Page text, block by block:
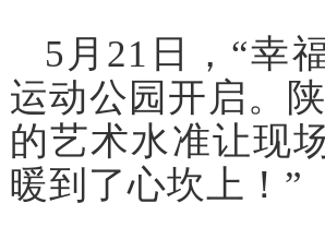
5月21日，“幸
运动公园开启。
的艺术水准让现
暖到了心坎上！”